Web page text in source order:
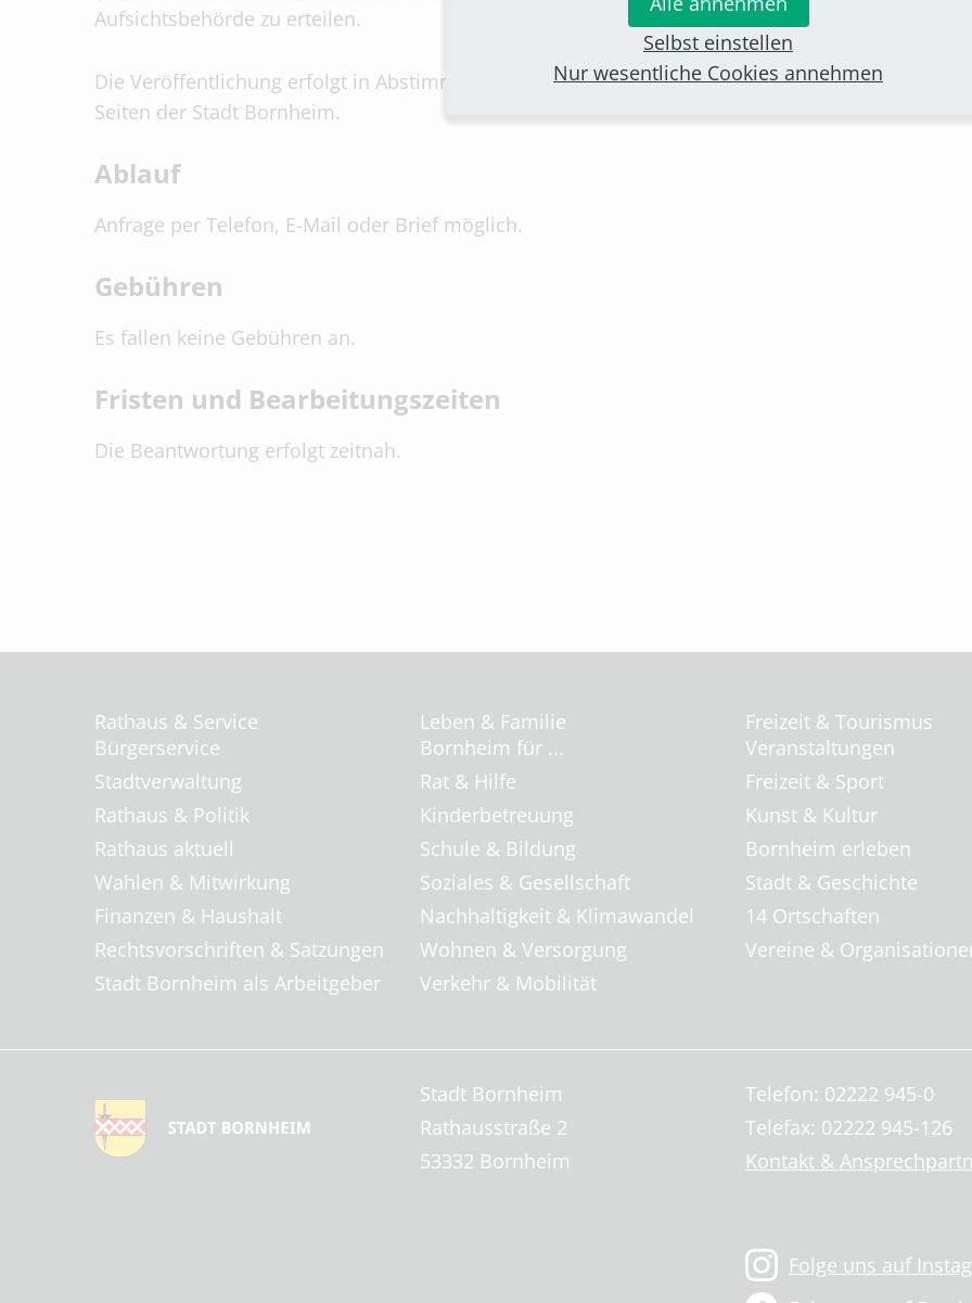
Aufsichtsbehörde zu erteilen.
Die Veröffentlichung erfolgt in Abstimmung mit dem Landrat ebenfalls auf den Internet-
Seiten der Stadt Bornheim.
Ablauf
Anfrage per Telefon, E-Mail oder Brief möglich.
Gebühren
Es fallen keine Gebühren an.
Fristen und Bearbeitungszeiten
Die Beantwortung erfolgt zeitnah.
Rathaus & Service
Bürgerservice
Stadtverwaltung
Rathaus & Politik
Rathaus aktuell
Wahlen & Mitwirkung
Finanzen & Haushalt
Rechtsvorschriften & Satzungen
Stadt Bornheim als Arbeitgeber
Leben & Familie
Bornheim für ...
Rat & Hilfe
Kinderbetreuung
Schule & Bildung
Soziales & Gesellschaft
Nachhaltigkeit & Klimawandel
Wohnen & Versorgung
Verkehr & Mobilität
Freizeit & Tourismus
Veranstaltungen
Freizeit & Sport
Kunst & Kultur
Bornheim erleben
Stadt & Geschichte
14 Ortschaften
Vereine &
Stadt Bornheim
Rathausstraße 2
53332 Bornheim
Telefon: 02222 945-0
Telefax: 02222 945-126
Kontakt &
Folge uns auf
Selbst einstellen
Nur wesentliche Cookies annehmen